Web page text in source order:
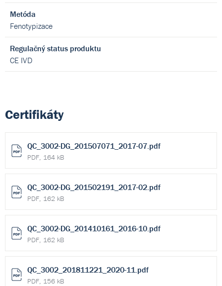
Metóda
Fenotypizace
Regulačný status produktu
CE IVD
Certifikáty
QC_3002-DG_201507071_2017-07.pdf
PDF, 164 kB
QC_3002-DG_201502191_2017-02.pdf
PDF, 162 kB
QC_3002-DG_201410161_2016-10.pdf
PDF, 162 kB
QC_3002_201811221_2020-11.pdf
PDF, 156 kB